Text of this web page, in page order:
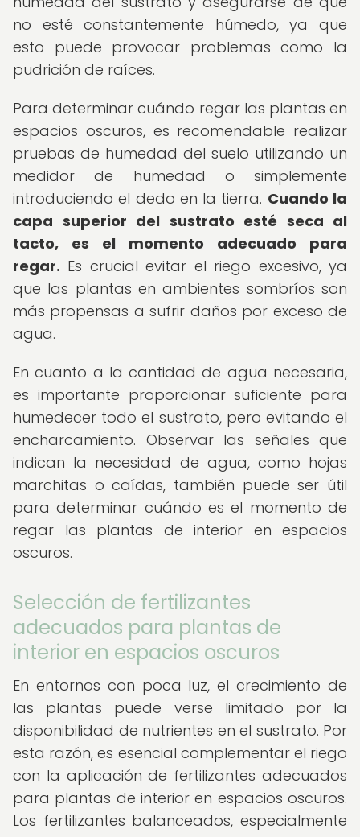
no esté constantemente húmedo, ya que
esto puede provocar problemas como la
pudrición de raíces.
Para determinar cuándo regar las plantas en
espacios oscuros, es recomendable realizar
pruebas de humedad del suelo utilizando un
medidor de humedad o simplemente
introduciendo el dedo en la tierra. Cuando la
capa superior del sustrato esté seca al
tacto, es el momento adecuado para
regar. Es crucial evitar el riego excesivo, ya
que las plantas en ambientes sombríos son
más propensas a sufrir daños por exceso de
agua.
En cuanto a la cantidad de agua necesaria,
es importante proporcionar suficiente para
humedecer todo el sustrato, pero evitando el
encharcamiento. Observar las señales que
indican la necesidad de agua, como hojas
marchitas o caídas, también puede ser útil
para determinar cuándo es el momento de
regar las plantas de interior en espacios
oscuros.
Selección de fertilizantes
adecuados para plantas de
interior en espacios oscuros
En entornos con poca luz, el crecimiento de
las plantas puede verse limitado por la
disponibilidad de nutrientes en el sustrato. Por
esta razón, es esencial complementar el riego
con la aplicación de fertilizantes adecuados
para plantas de interior en espacios oscuros.
Los fertilizantes balanceados, especialmente